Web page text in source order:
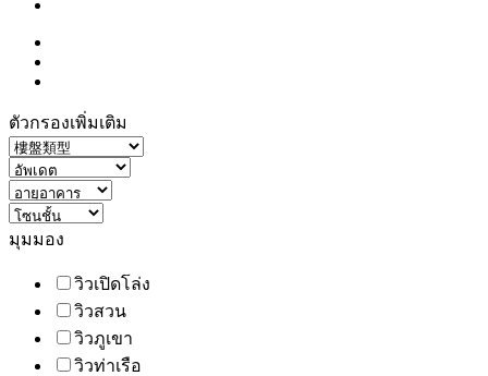
ตัวกรองเพิ่มเติม
มุมมอง
วิวเปิดโล่ง
วิวสวน
วิวภูเขา
วิวท่าเรือ